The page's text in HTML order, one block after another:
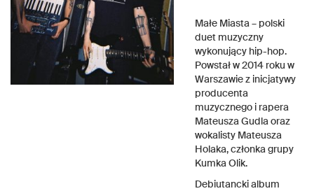
Małe Miasta – polski
duet muzyczny
wykonujący hip-hop.
Powstał w 2014 roku w
Warszawie z inicjatywy
producenta
muzycznego i rapera
Mateusza Gudla oraz
wokalisty Mateusza
Holaka, członka grupy
Kumka Olik.
Debiutancki album